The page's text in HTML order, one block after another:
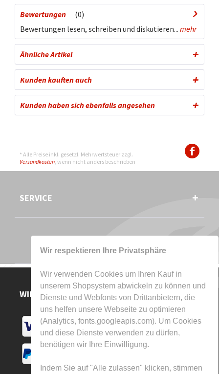
Wir respektieren Ihre Privatsphäre
Wir verwenden Cookies um Ihren Kauf in
unserem Shopsystem abwickeln zu können und
Dienste und Webfonts von Drittanbietern, die
uns helfen unsere Webseite zu optimieren
(Analytics, fonts.googleapis.com). Um Cookies
und diese Dienste verwenden zu dürfen,
benötigen wir Ihre Einwilligung.
Indem Sie auf "Alle zulassen" klicken, stimmen
Bewertungen
0
Bewertungen lesen, schreiben und diskutieren... mehr
Ähnliche Artikel
Kunden kauften auch
Kunden haben sich ebenfalls angesehen
* Alle Preise inkl. gesetzl. Mehrwertsteuer zzgl.
Versandkosten , wenn nicht anders beschrieben
SERVICE
WIR AKZEPTIEREN